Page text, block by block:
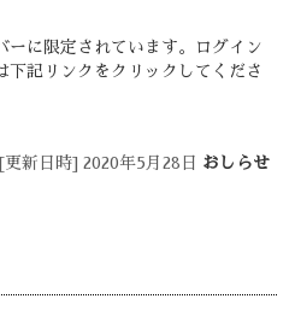
ーに限定されています。ログイン
下記リンクをクリックしてくださ
[更新日時] 2020年5月28日 おしらせ